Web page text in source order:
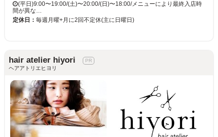
(平日)9:00〜19:00/(土)〜20:00/(日)〜18:00/メニューにより最終入店時
間が異な…
定休日： 毎週月曜+月に2回不定休(主に日曜日)
hair atelier hiyori
ヘアアトリエヒヨリ